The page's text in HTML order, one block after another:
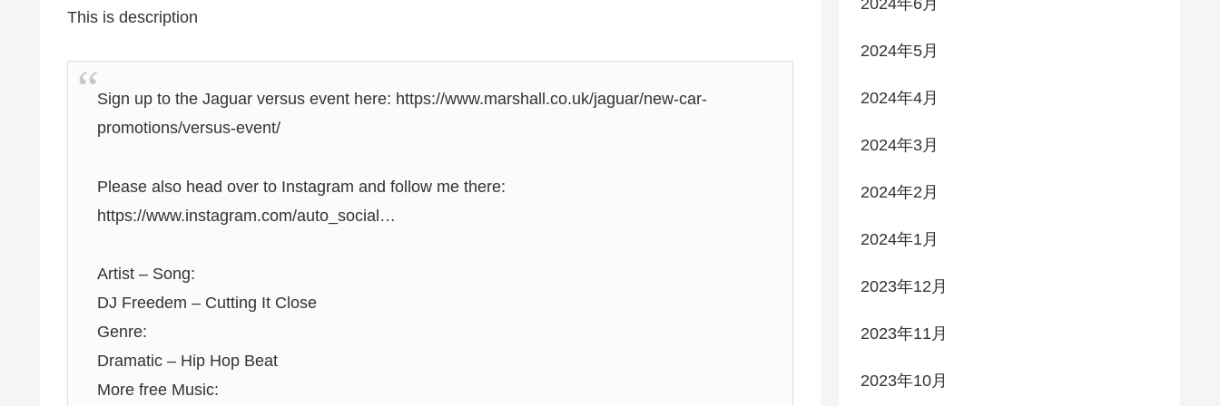
This is description
Sign up to the Jaguar versus event here: https://www.marshall.co.uk/jaguar/new-car-
promotions/versus-event/
Please also head over to Instagram and follow me there:
https://www.instagram.com/auto_social…
Artist – Song:
DJ Freedem – Cutting It Close
Genre:
Dramatic – Hip Hop Beat
More free Music:
2024年5月
2024年4月
2024年3月
2024年2月
2024年1月
2023年12月
2023年11月
2023年10月